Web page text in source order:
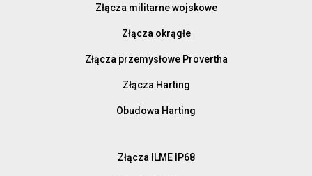
Złącza militarne wojskowe
Złącza okrągłe
Złącza przemysłowe Provertha
Złącza Harting
Obudowa Harting
Złącza ILME IP68